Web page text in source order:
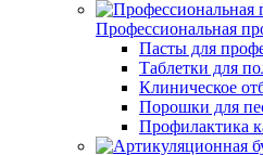
Профессиональная
Пасты для
Таблетки для
Клиническое
Порошки для
Профилактика